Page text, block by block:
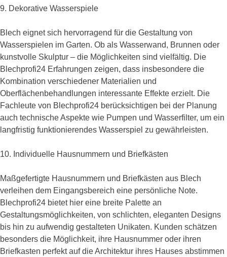
9. Dekorative Wasserspiele
Blech eignet sich hervorragend für die Gestaltung von
Wasserspielen im Garten. Ob als Wasserwand, Brunnen oder
kunstvolle Skulptur – die Möglichkeiten sind vielfältig. Die
Blechprofi24 Erfahrungen zeigen, dass insbesondere die
Kombination verschiedener Materialien und
Oberflächenbehandlungen interessante Effekte erzielt. Die
Fachleute von Blechprofi24 berücksichtigen bei der Planung
auch technische Aspekte wie Pumpen und Wasserfilter, um ein
langfristig funktionierendes Wasserspiel zu gewährleisten.
10. Individuelle Hausnummern und Briefkästen
Maßgefertigte Hausnummern und Briefkästen aus Blech
verleihen dem Eingangsbereich eine persönliche Note.
Blechprofi24 bietet hier eine breite Palette an
Gestaltungsmöglichkeiten, von schlichten, eleganten Designs
bis hin zu aufwendig gestalteten Unikaten. Kunden schätzen
besonders die Möglichkeit, ihre Hausnummer oder ihren
Briefkasten perfekt auf die Architektur ihres Hauses abstimmen